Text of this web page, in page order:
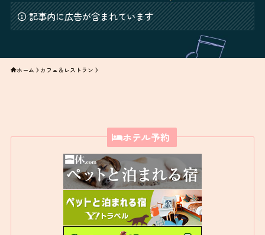
記事内に広告が含まれています
ホーム カフェ＆レストラン
ホテル予約